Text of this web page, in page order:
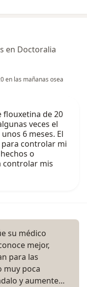
en Doctoralia
en las mañanas osea
flouxetina de 20
veces el
6 meses. El
controlar mi
o
controlar mis
su médico
mejor,
para las
muy poca
y aumente…